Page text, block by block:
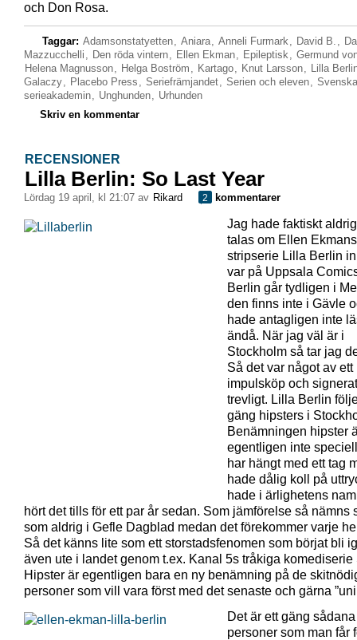
och Don Rosa.
Taggar: Adamsonstatyetten, Aniara, Anneli Furmark, David B. ,
Mazzucchelli , Den röda vintern, Ellen Ekman, Epileptisk, Germund
Helena Magnusson, Helga Boström , Kartago, Knut Larsson, Lilla
Galaczy, Placebo Press , Seriefrämjandet, Serien och eleven, Svenska
serieakademin, Unghunden, Urhunden
Skriv en kommentar
RECENSIONER
Lilla Berlin: So Last Year
lördag 19 april, kl 21:07 av Rikard 2 kommentarer
Jag hade faktiskt
talas om Ellen Ekmans
stripserie Lilla Berlin
var på Uppsala
Berlin går tydligen i
den finns inte i Gävle
hade antagligen inte
ändå. När jag väl är i
Stockholm så tar jag
Så det var något av ett
impulsköp och
trevligt. Lilla Berlin
gäng hipsters i
Benämningen hipster
egentligen inte
har hängt med ett tag
hade dålig koll på
hade i ärlighetens
hört det tills för ett par år sedan. Som jämförelse så nämns
som aldrig i Gefle Dagblad medan det förekommer varje
Så det känns lite som ett storstadsfenomen som börjat bli
även ute i landet genom t.ex. Kanal 5s tråkiga komediserie
Hipster är egentligen bara en ny benämning på de
personer som vill vara först med det senaste och gärna
Det är ett gäng sådana
personer som man får